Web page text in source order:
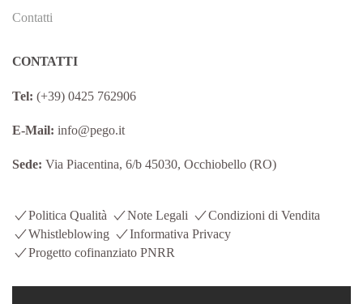
Contatti
CONTATTI
Tel: (+39) 0425 762906
E-Mail: info@pego.it
Sede: Via Piacentina, 6/b 45030, Occhiobello (RO)
Politica Qualità Note Legali
Condizioni di Vendita
Whistleblowing
Informativa Privacy
Progetto cofinanziato PNRR